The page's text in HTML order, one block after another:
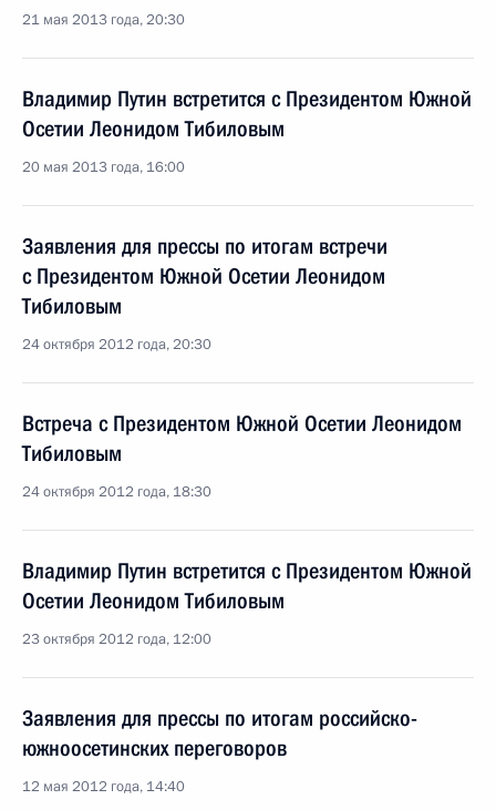
21 мая 2013 года, 20:30
Владимир Путин встретится с Президентом Южной
Осетии Леонидом Тибиловым
20 мая 2013 года, 16:00
Заявления для прессы по итогам встречи
с Президентом Южной Осетии Леонидом
Тибиловым
24 октября 2012 года, 20:30
Встреча с Президентом Южной Осетии Леонидом
Тибиловым
24 октября 2012 года, 18:30
Владимир Путин встретится с Президентом Южной
Осетии Леонидом Тибиловым
23 октября 2012 года, 12:00
Заявления для прессы по итогам российско-
южноосетинских переговоров
12 мая 2012 года, 14:40